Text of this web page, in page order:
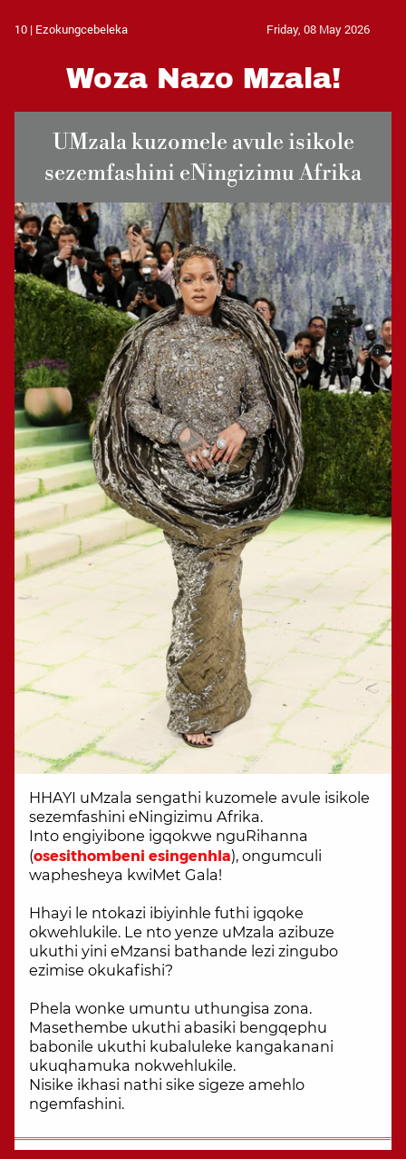
10 | Ezokungcebeleka Friday, 08 May 2026
Woza Nazo Mzala!
UMzala kuzomele avule isikole
sezemfashini eNingizimu Afrika
HHAYI uMzala sengathi kuzomele avule isikole
sezemfashini eNingizimu Afrika.
Into engiyibone igqokwe nguRihanna
(osesithombeni esingenhla), ongumculi
waphesheya kwiMet Gala!
Hhayi le ntokazi ibiyinhle futhi igqoke
okwehlukile. Le nto yenze uMzala azibuze
ukuthi yini eMzansi bathande lezi zingubo
ezimise okukafishi?
Phela wonke umuntu uthungisa zona.
Masethembe ukuthi abasiki bengqephu
babonile ukuthi kubaluleke kangakanani
ukuqhamuka nokwehlukile.
Nisike ikhasi nathi sike sigeze amehlo
ngemfashini.